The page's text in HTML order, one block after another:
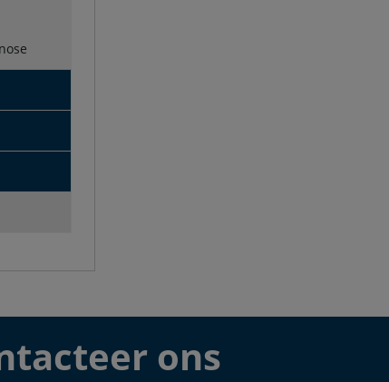
ons